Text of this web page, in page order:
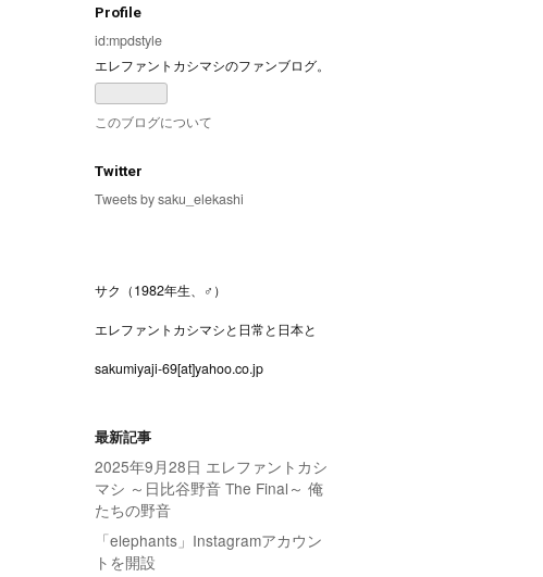
Profile
id:mpdstyle
エレファントカシマシのファンブログ。
このブログについて
Twitter
Tweets by saku_elekashi
サク（1982年生、♂）
エレファントカシマシと日常と日本と
sakumiyaji-69[at]yahoo.co.jp
最新記事
2025年9月28日 エレファントカシ
マシ ～日比谷野音 The Final～ 俺
たちの野音
「elephants」Instagramアカウン
トを開設